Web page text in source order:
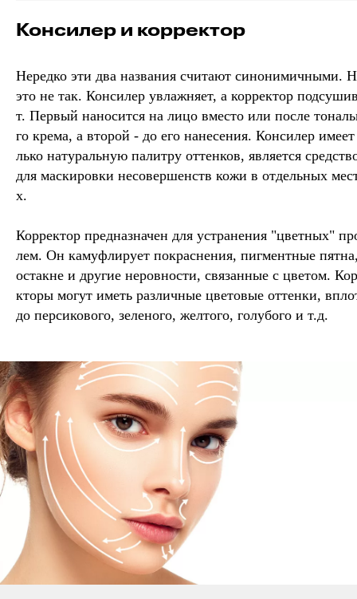
Консилер и корректор
Нередко эти два названия считают синонимичными.
это не так. Консилер увлажняет, а корректор
т. Первый наносится на лицо вместо или после
го крема, а второй - до его нанесения. Консилер
лько натуральную палитру оттенков, является
для маскировки несовершенств кожи в отдельных
х.
Корректор предназначен для устранения "цветных"
лем. Он камуфлирует покраснения, пигментные
остакне и другие неровности, связанные с цветом.
кторы могут иметь различные цветовые оттенки,
до персикового, зеленого, желтого, голубого и т.д.